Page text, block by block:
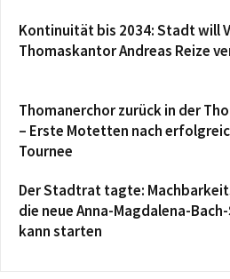
Kontinuität bis 2034: Stadt will
Thomaskantor Andreas Reize
Thomanerchor zurück in der
– Erste Motetten nach
Tournee
Der Stadtrat tagte:
die neue Anna-Magdalena-
kann starten